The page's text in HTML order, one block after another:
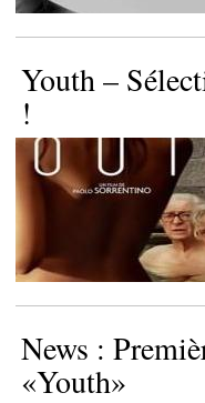
Youth –
!
News :
«Youth»